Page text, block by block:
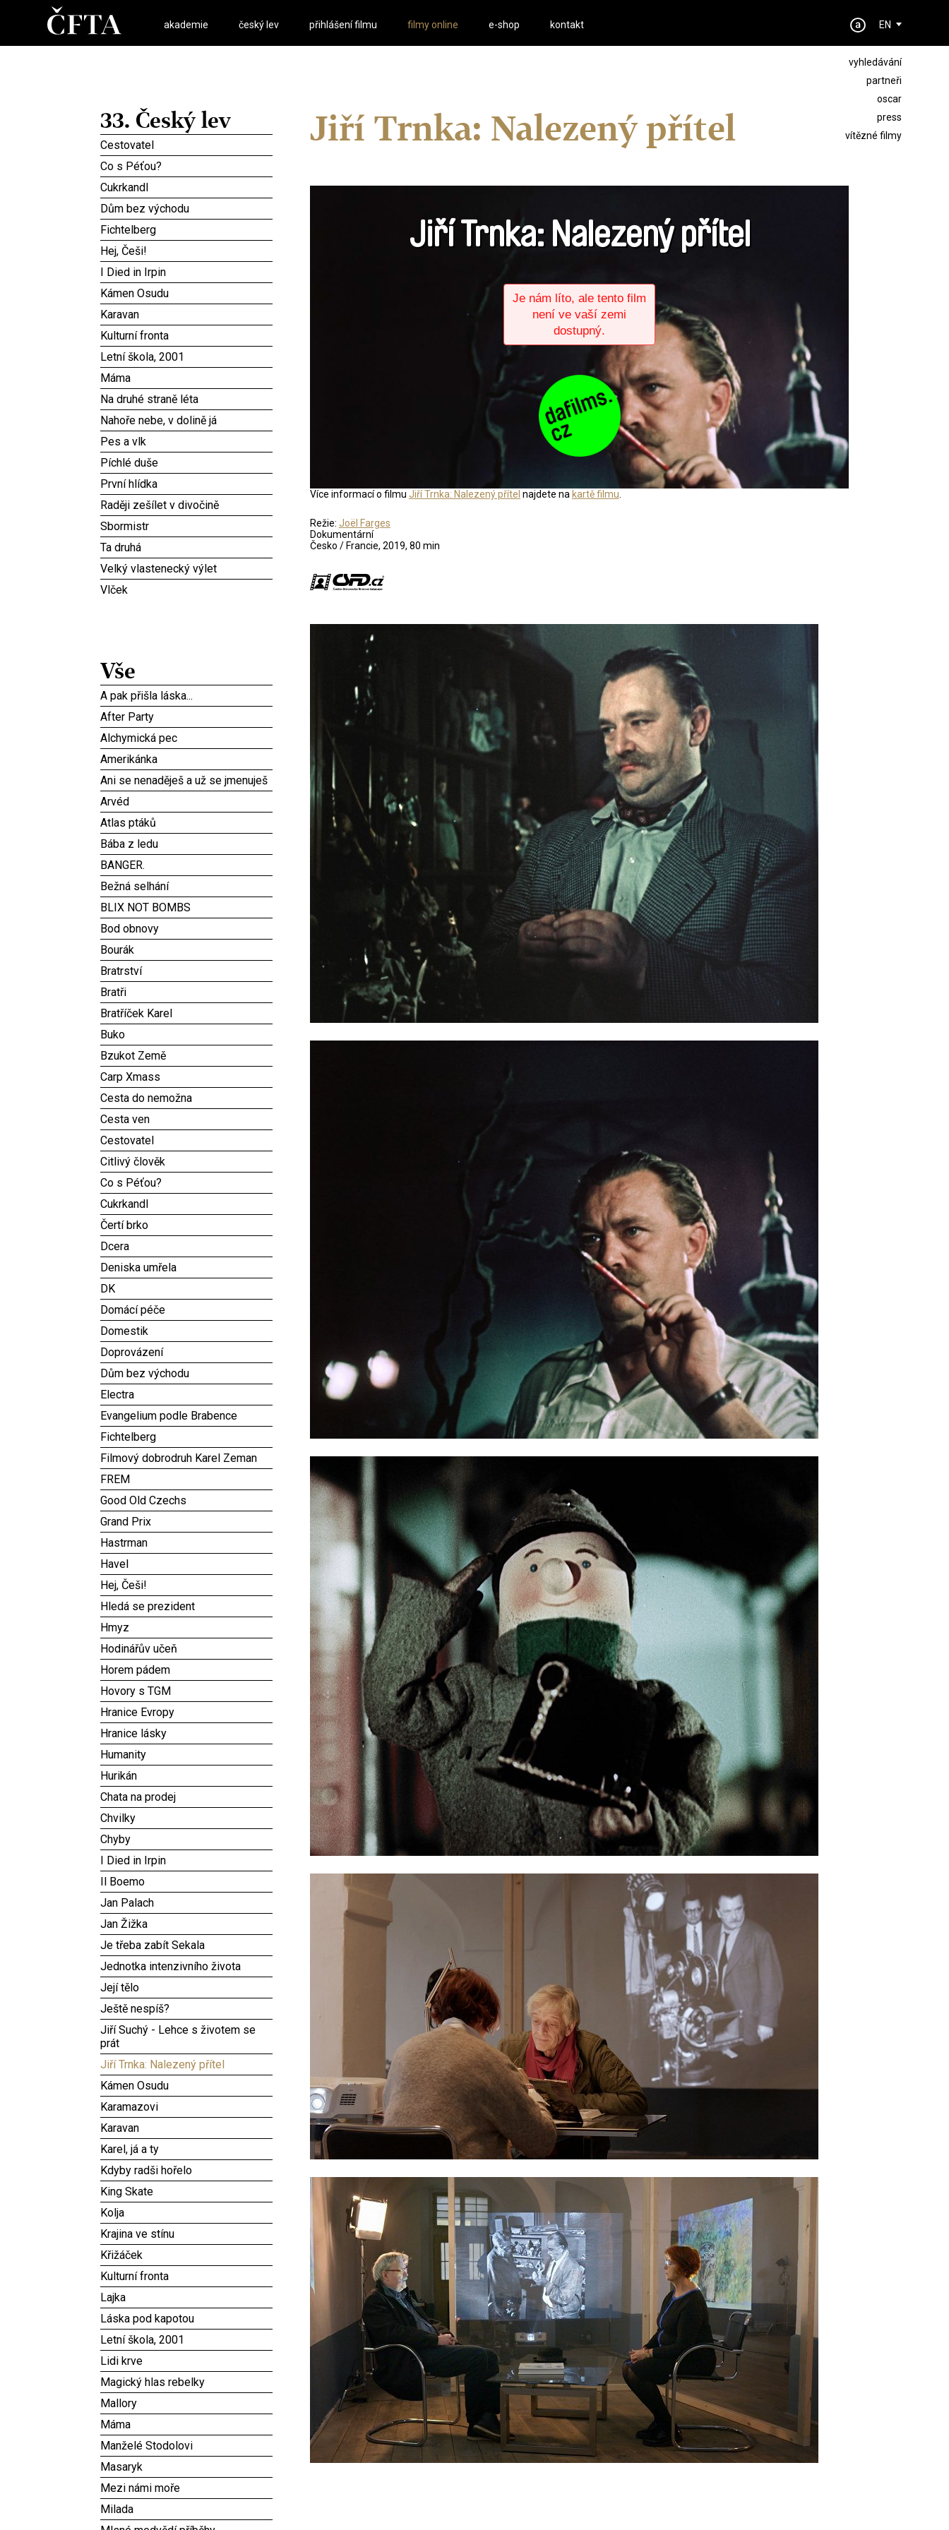
akademie český lev přihlášení filmu filmy online e-shop kontakt EN
vyhledávání
partneři
oscar
press
vítězné filmy
33. Český lev
Cestovatel
Co s Péťou?
Cukrkandl
Dům bez východu
Fichtelberg
Hej, Češi!
I Died in Irpin
Kámen Osudu
Karavan
Kulturní fronta
Letní škola, 2001
Máma
Na druhé straně léta
Nahoře nebe, v dolině já
Pes a vlk
Píchlé duše
První hlídka
Raději zešílet v divočině
Sbormistr
Ta druhá
Velký vlastenecký výlet
Vlček
Vše
A pak přišla láska...
After Party
Alchymická pec
Amerikánka
Ani se nenaděješ a už se jmenuješ
Arvéd
Atlas ptáků
Bába z ledu
BANGER.
Bežná selhání
BLIX NOT BOMBS
Bod obnovy
Bourák
Bratrství
Bratři
Bratříček Karel
Buko
Bzukot Země
Carp Xmass
Cesta do nemožna
Cesta ven
Cestovatel
Citlivý člověk
Co s Péťou?
Cukrkandl
Čertí brko
Dcera
Deniska umřela
DK
Domácí péče
Domestik
Doprovázení
Dům bez východu
Electra
Evangelium podle Brabence
Fichtelberg
Filmový dobrodruh Karel Zeman
FREM
Good Old Czechs
Grand Prix
Hastrman
Havel
Hej, Češi!
Hledá se prezident
Hmyz
Hodinářův učeň
Horem pádem
Hovory s TGM
Hranice Evropy
Hranice lásky
Humanity
Hurikán
Chata na prodej
Chvilky
Chyby
I Died in Irpin
Il Boemo
Jan Palach
Jan Žižka
Je třeba zabít Sekala
Jednotka intenzivního života
Její tělo
Ještě nespíš?
Jiří Suchý - Lehce s životem se
prát
Jiří Trnka: Nalezený přítel
Kámen Osudu
Karamazovi
Karavan
Karel, já a ty
Kdyby radši hořelo
King Skate
Kolja
Krajina ve stínu
Křižáček
Kulturní fronta
Lajka
Láska pod kapotou
Letní škola, 2001
Lidi krve
Magický hlas rebelky
Mallory
Máma
Manželé Stodolovi
Masaryk
Mezi námi moře
Milada
Jiří Trnka: Nalezený přítel
Více informací o filmu Jiří Trnka: Nalezený přítel najdete na kartě filmu.
Režie: Joël Farges
Dokumentární
Česko / Francie, 2019, 80 min